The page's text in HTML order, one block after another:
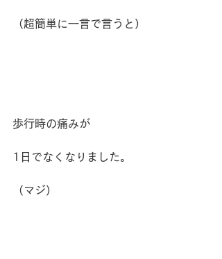
（超簡単に一言で言うと）
歩行時の痛みが
1日でなくなりました。
（マジ）